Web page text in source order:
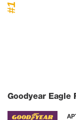
#1
Goodyear Eagle